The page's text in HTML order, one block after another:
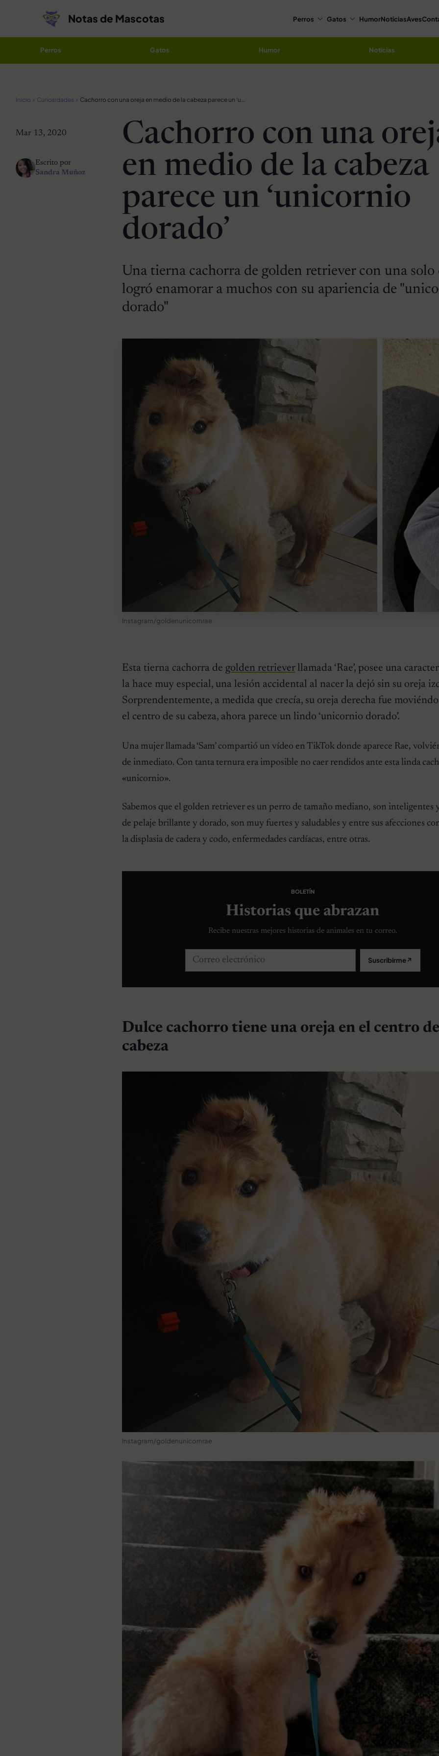
Notas de Mascotas Perros Gatos HumorNoticiasAves
Perros Gatos Humor Noticias
Inicio Curiosidades Cachorro con una oreja en medio de la cabeza parece un ‘unicornio dorado’
Mar 13, 2020
Escrito por
Sandra Muñoz
Cachorro con una
en medio de la cabeza
parece un ‘unicornio
dorado’
Una tierna cachorra de golden retriever con una solo
logró enamorar a muchos con su apariencia de
dorado"
Instagram/goldenunicornrae
Esta tierna cachorra de golden retrieverllamada ‘Rae’, posee una
la hace muy especial, una lesión accidental al nacer la dejó sin su oreja
Sorprendentemente, a medida que crecía, su oreja derecha fue
el centro de su cabeza, ahora parece un lindo ‘unicornio dorado’.
Una mujer llamada ‘Sam’ compartió un vídeo en TikTok donde aparece Rae,
de inmediato. Con tanta ternura era imposible no caer rendidos ante esta linda
«unicornio».
Sabemos que el golden retriever es un perro de tamaño mediano, son inteligentes
de pelaje brillante y dorado, son muy fuertes y saludables y entre sus afecciones
la displasia de cadera y codo, enfermedades cardíacas, entre otras.
BOLETÍN
Historias que abrazan
Recibe nuestras mejores historias de animales en tu correo.
Correo electrónico Suscribirme↗
Dulce cachorro tiene una oreja en el centro
cabeza
Instagram/goldenunicornrae